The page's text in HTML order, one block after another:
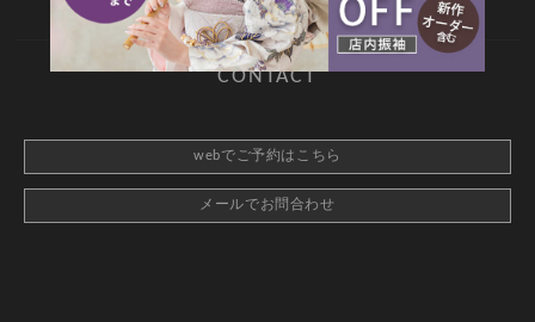
CONTACT
webでご予約はこちら
メールでお問合わせ